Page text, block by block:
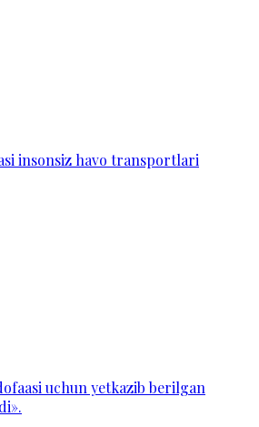
insonsiz havo transportlari
uchun yetkazib berilgan